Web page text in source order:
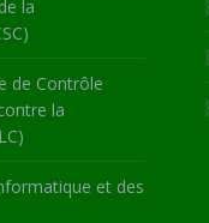
la
de Contrôle
la
et des